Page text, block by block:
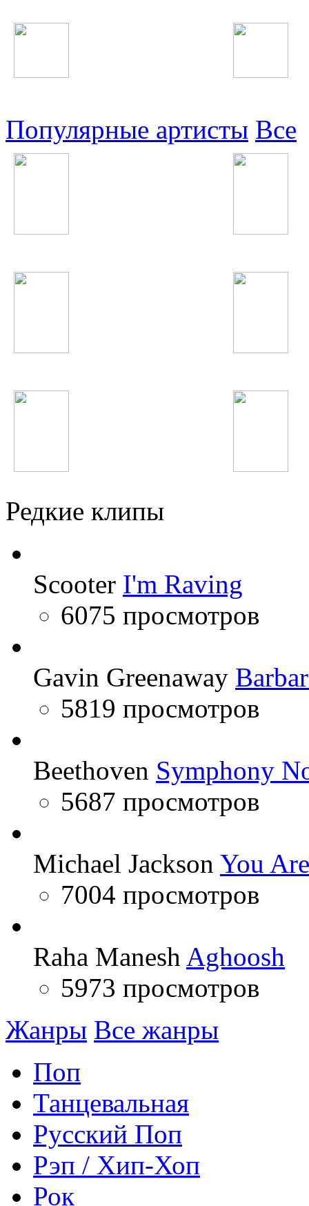
Популярные артисты Все
Редкие клипы
Scooter I'm Raving
6075 просмотров
Gavin Greenaway
5819 просмотров
Beethoven Symphony
5687 просмотров
Michael Jackson You
7004 просмотров
Raha Manesh Aghoosh
5973 просмотров
Жанры Все жанры
Поп
Танцевальная
Русский Поп
Рэп / Хип-Хоп
Рок